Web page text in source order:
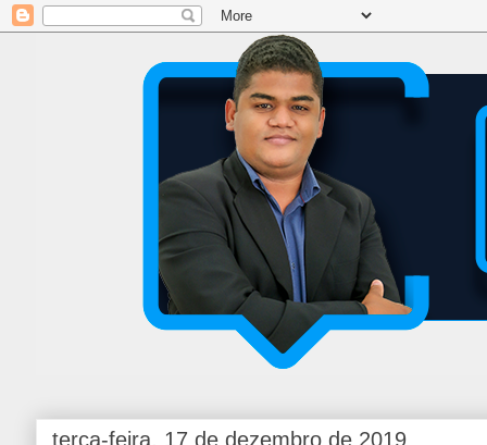
terça-feira, 17 de dezembro de 2019